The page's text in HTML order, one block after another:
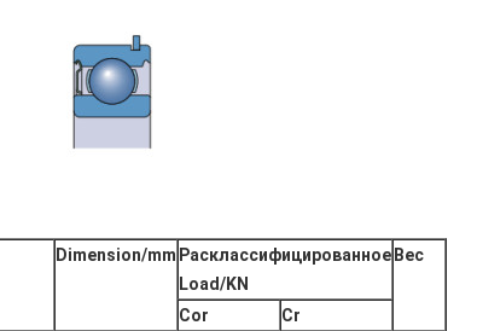
Dimension/mm Расклассифицированное
Load/KN
Вес
Cor
Cr